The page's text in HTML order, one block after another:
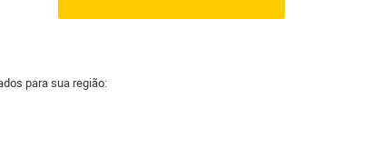
para sua região: